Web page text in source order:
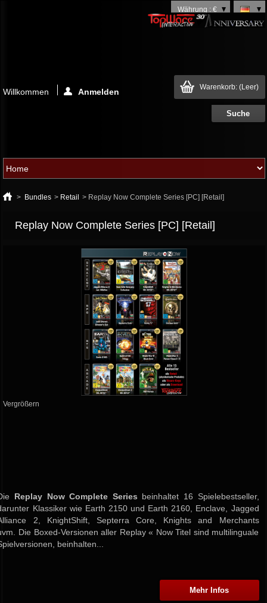
Währung : €
Warenkorb: (Leer)
Willkommen Anmelden
> Bundles > Retail > Replay Now Complete Series [PC] [Retail]
Replay Now Complete Series [PC] [Retail]
Vergrößern
Replay Now Complete Series beinhaltet 16 Spielebestseller,
Klassiker wie Earth 2150 und Earth 2160, Enclave, Jagged
2, KnightShift, Septerra Core, Knights and Merchants
Die Boxed-Versionen aller Replay « Now Titel sind multilinguale
beinhalten...
Mehr Infos